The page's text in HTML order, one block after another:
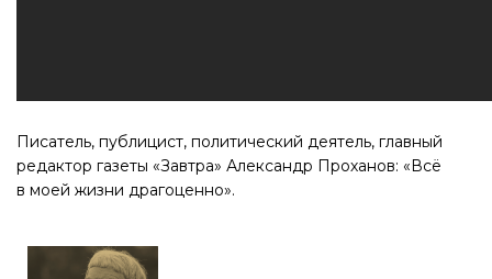
Писатель, публицист, политический деятель, главный
редактор газеты «Завтра» Александр Проханов: «Всё
в моей жизни драгоценно».